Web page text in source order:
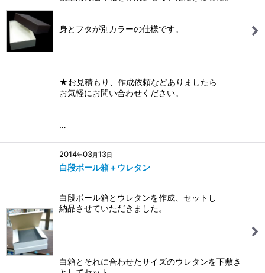
身とフタが別カラーの仕様です。
★お見積もり、作成依頼などありましたら
お気軽にお問い合わせください。
…
2014年03月13日
白段ボール箱＋ウレタン
白段ボール箱とウレタンを作成、セットし
納品させていただきました。
白箱とそれに合わせたサイズのウレタンを下敷き